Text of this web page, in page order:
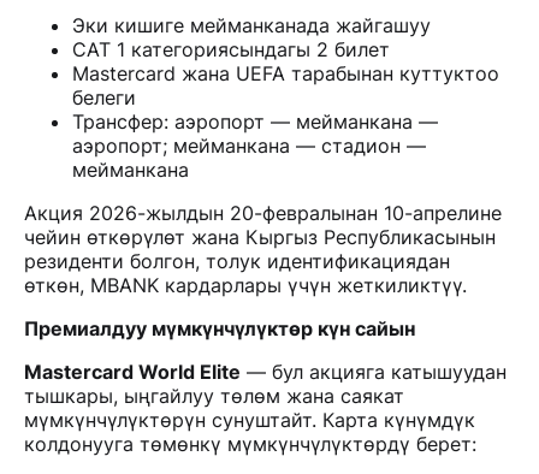
Эки кишиге мейманканада жайгашуу
CAT 1 категориясындагы 2 билет
Mastercard жана UEFA тарабынан куттуктоо
белеги
Трансфер: аэропорт — мейманкана —
аэропорт; мейманкана — стадион —
мейманкана
Акция 2026-жылдын 20-февралынан 10-апрелине
чейин өткөрүлөт жана Кыргыз Республикасынын
резиденти болгон, толук идентификациядан
өткөн, MBANK кардарлары үчүн жеткиликтүү.
Премиалдуу мүмкүнчүлүктөр күн сайын
Mastercard World Elite — бул акцияга катышуудан
тышкары, ыңгайлуу төлөм жана саякат
мүмкүнчүлүктөрүн сунуштайт. Карта күнүмдүк
колдонууга төмөнкү мүмкүнчүлүктөрдү берет: